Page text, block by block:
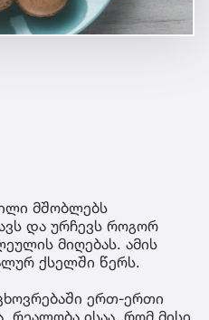
მშობლებს
და ურჩევს როგორ
მიღებას. ამის
ქსელში წერს.
ერთ-ერთი